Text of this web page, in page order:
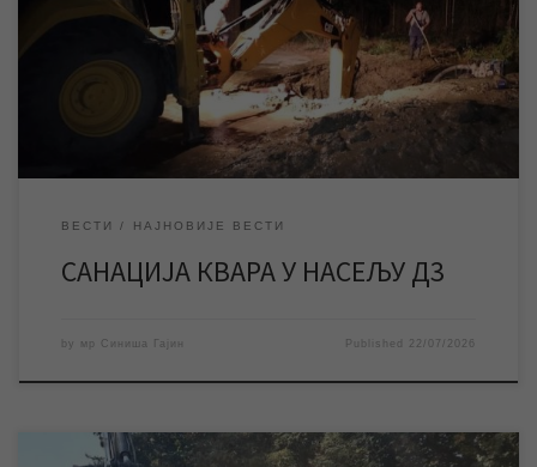
Услед квара на водоводној мрежи у насељу Д3, у вечерњим
часовима је дошло до прекида водоснабдевања на 4. јулу и у
улици Др Лазе Костића. Због отежних услова рада и
ВЕСТИ НАЈНОВИЈЕ ВЕСТИ
САНАЦИЈА КВАРА У НАСЕЉУ Д3
by мр Синиша Гајин Published 22/07/2026